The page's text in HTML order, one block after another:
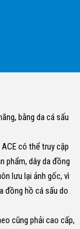
bằng da cá sấu
có thể truy cập
phẩm, dây da đồng
lưu lại ảnh gốc, vì
đồng hồ cá sấu do
cũng phải cao cấp,